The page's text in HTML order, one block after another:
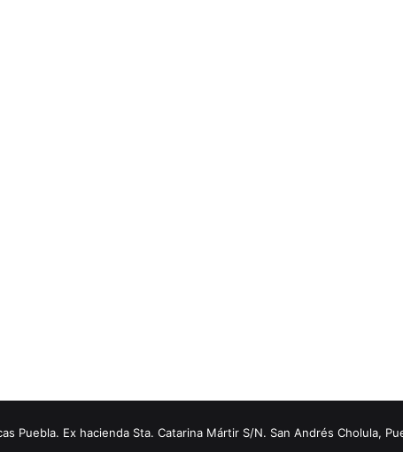
Puebla. Ex hacienda Sta. Catarina Mártir S/N. San Andrés Cholula,